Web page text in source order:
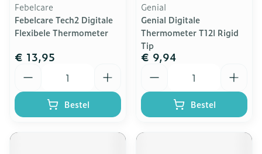
Febelcare
Febelcare Tech2 Digitale
Flexibele Thermometer
€ 13,95
Bestel
Genial
Genial Digitale
Thermometer T12l Rigid
Tip
€ 9,94
Bestel